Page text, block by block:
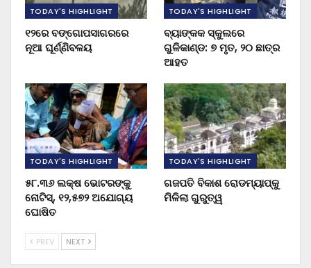
TODAY'S HIGHLIGHT
୧୨ରେ ବଙ୍ଗୋପସାଗରରେ
ନୂଆ ଘୂର୍ଣ୍ଣିବଳୟ
TODAY'S HIGHLIGHT
ବ୍ୟାଙ୍କକ ସ୍କୁଲରେ
ଗୁଳିକାଣ୍ଡ: ୭ ମୃତ, ୨୦ ଛାତ୍ର
ଆହତ
TODAY'S HIGHLIGHT
୫୮.୩୬ ଲକ୍ଷ ଭୋଟରଙ୍କୁ
ନୋଟିସ୍‌, ୧୨,୫୭୨ ଅଯୋଗ୍ୟ
ଘୋଷିତ
TODAY'S HIGHLIGHT
ଗଜପତି ବିକାଶ ରୋଡମ୍ୟାପ୍‌କୁ
ମିଳିଲା ଗୁରୁତ୍ୱ
PREV NEXT